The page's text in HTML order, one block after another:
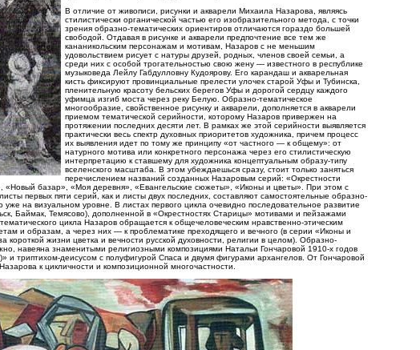
В отличие от живописи, рисунки и акварели Михаила Назарова, являясь
стилистически органической частью его изобразительного метода, с точки
зрения образно-тематических ориентиров отличаются гораздо большей
свободой. Отдавая в рисунке и акварели предпочтение все тем же
кананикольским персонажам и мотивам, Назаров с не меньшим
удовольствием рисует с натуры друзей, родных, членов своей семьи, а
среди них с особой трогательностью свою жену — известного в республике
музыковеда Лейлу Габдулловну Кудоярову. Его карандаш и акварельная
кисть фиксируют провинциальные прелести улочек старой Уфы и Тубинска,
пленительную красоту бельских берегов Уфы и дорогой сердцу каждого
уфимца изгиб моста через реку Белую. Образно-тематическое
многообразие, свойственное рисунку и акварели, дополняется в акварели
приемом тематической серийности, которому Назаров привержен на
протяжении последних десяти лет. В рамках же этой серийности выявляется
практически весь спектр духовных приоритетов художника, причем процесс
их выявления идет по тому же принципу «от частного — к общему»: от
натурного мотива или конкретного персонажа через его стилистическую
интерпретацию к ставшему для художника концептуальным образу-типу
вселенского масштаба. В этом убеждаешься сразу, стоит только заняться
перечислением названий созданных Назаровым серий: «Окрестности
базар», «Моя деревня», «Евангельские сюжеты», «Иконы и цветы». При этом с
первых пяти серий, как и листы двух последних, составляют самостоятельные образно-
на визуальном уровне. В листах первого цикла очевидно последовательное развитие
Баймак, Темясово), дополненной в «Окрестностях Старицы» мотивами и пейзажами
цикла Назаров обращается к общечеловеческим нравственно-этическим
и образам, а через них — к проблематике преходящего и вечного (в серии «Иконы и
короткой жизни цветка и вечности русской духовности, религии в целом). Образно-
навеяна знаменитыми религиозными композициями Натальи Гончаровой 1910-х годов
и триптихом-деисусом с полуфигурой Спаса и двумя фигурами архангелов. От Гончаровой
к цикличности и композиционной многочастности.